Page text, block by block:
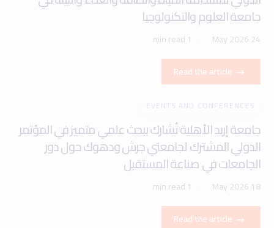
جامعة العلوم والتكنولوجيا
24 May 2026
1 min read
Read the article
EVENTS AND CONFERENCES
جامعة إربد الأهلية تُشارك ببحث علمي متميز في المؤتمر
الدولي المشترك لجامعتي جرش ودهوك حول دور
الجامعات في صناعة المستقبل
18 May 2026
1 min read
Read the article